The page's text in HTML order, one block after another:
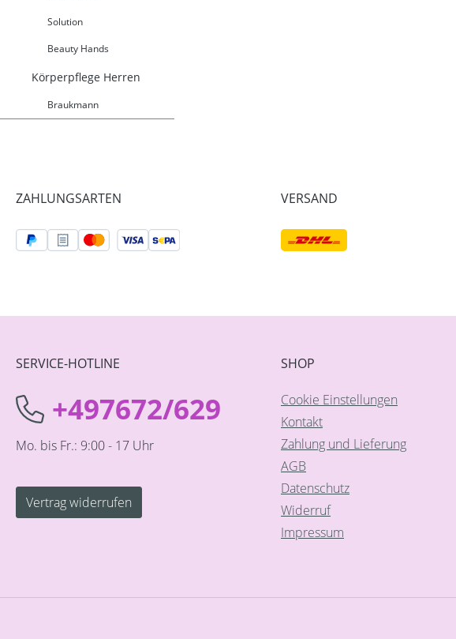
Solution
Beauty Hands
Körperpflege Herren
Braukmann
ZAHLUNGSARTEN VERSAND
SERVICE-HOTLINE
+497672/629
Mo. bis Fr.: 9:00 - 17 Uhr
Vertrag widerrufen
SHOP
Cookie Einstellungen
Kontakt
Zahlung und Lieferung
AGB
Datenschutz
Widerruf
Impressum